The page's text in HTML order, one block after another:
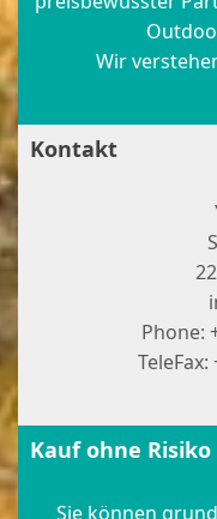
Wir
Kontakt
Phone:
TeleFax:
Kauf ohne Risiko
Sie können